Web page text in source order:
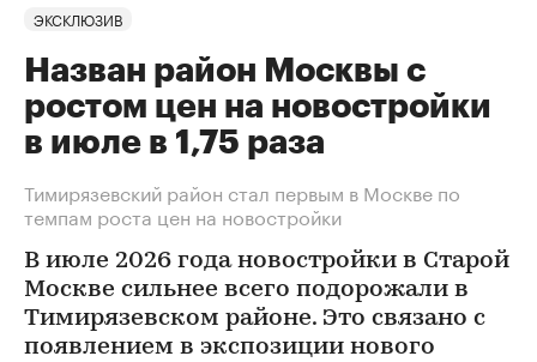
ЭКСКЛЮЗИВ
Назван район Москвы с
ростом цен на новостройки
в июле в 1,75 раза
Тимирязевский район стал первым в Москве по
темпам роста цен на новостройки
В июле 2026 года новостройки в Старой
Москве сильнее всего подорожали в
Тимирязевском районе. Это связано с
появлением в экспозиции нового